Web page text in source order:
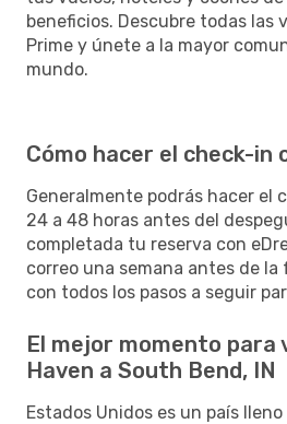
beneficios. Descubre todas las
Prime y únete a la mayor
mundo.
Cómo hacer el check-in
Generalmente podrás hacer el
24 a 48 horas antes del
completada tu reserva con
correo una semana antes de
con todos los pasos a seguir
El mejor momento para
Haven a South Bend, IN
Estados Unidos es un país